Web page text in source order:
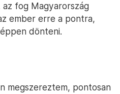
fog Magyarország
ember erre a pontra,
dönteni.
megszereztem, pontosan